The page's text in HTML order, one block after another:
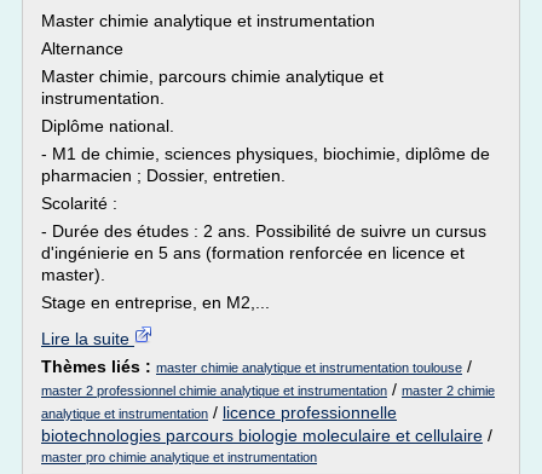
Master chimie analytique et instrumentation
Alternance
Master chimie, parcours chimie analytique et
instrumentation.
Diplôme national.
- M1 de chimie, sciences physiques, biochimie, diplôme de
pharmacien ; Dossier, entretien.
Scolarité :
- Durée des études : 2 ans. Possibilité de suivre un cursus
d'ingénierie en 5 ans (formation renforcée en licence et
master).
Stage en entreprise, en M2,...
Lire la suite
Thèmes liés : master chimie analytique et instrumentation toulouse /
master 2 professionnel chimie analytique et instrumentation / master 2 chimie
analytique et instrumentation / licence professionnelle
biotechnologies parcours biologie moleculaire et cellulaire /
master pro chimie analytique et instrumentation